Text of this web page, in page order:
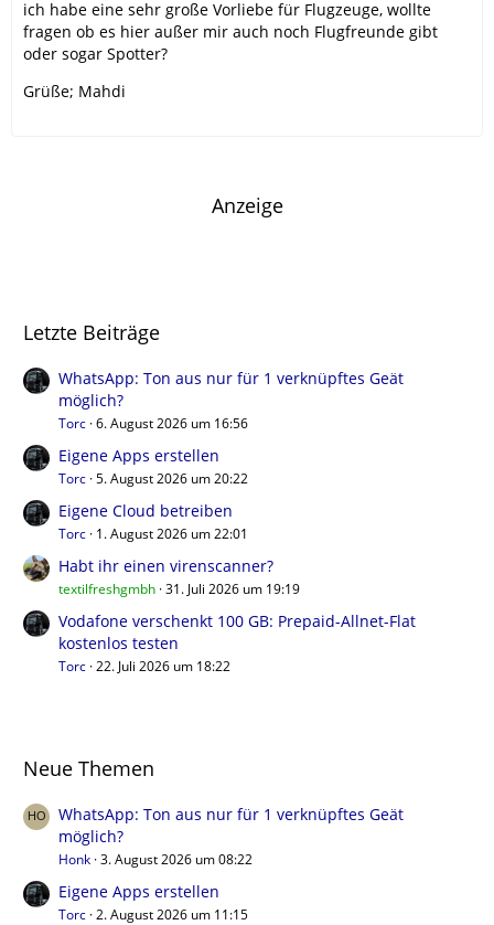
ich habe eine sehr große Vorliebe für Flugzeuge, wollte
fragen ob es hier außer mir auch noch Flugfreunde gibt
oder sogar Spotter?
Grüße; Mahdi
Anzeige
Letzte Beiträge
WhatsApp: Ton aus nur für 1 verknüpftes Geät
möglich?
Torc 6. August 2026 um 16:56
Eigene Apps erstellen
Torc 5. August 2026 um 20:22
Eigene Cloud betreiben
Torc 1. August 2026 um 22:01
Habt ihr einen virenscanner?
textilfreshgmbh 31. Juli 2026 um 19:19
Vodafone verschenkt 100 GB: Prepaid-Allnet-Flat
kostenlos testen
Torc 22. Juli 2026 um 18:22
Neue Themen
WhatsApp: Ton aus nur für 1 verknüpftes Geät
möglich?
Honk 3. August 2026 um 08:22
Eigene Apps erstellen
Torc 2. August 2026 um 11:15